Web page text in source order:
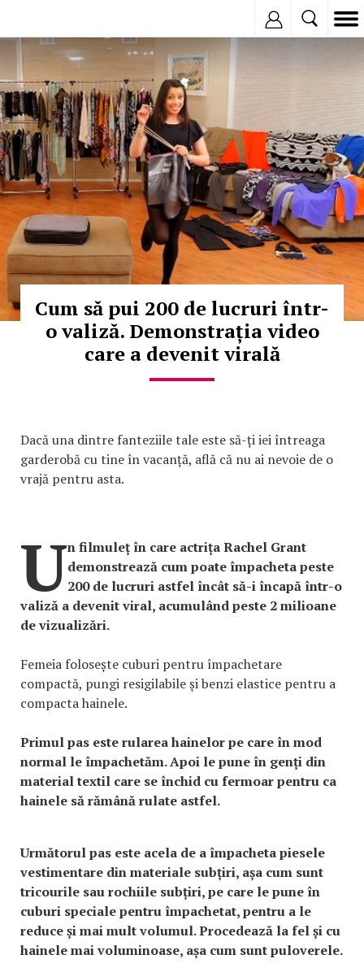
© Copyright: Facebook
Cum să pui 200 de lucruri într-
o valiză. Demonstrația video
care a devenit virală
Dacă una dintre fanteziile tale este să-ți iei întreaga
garderobă cu tine în vacanță, află că nu ai nevoie de o
vrajă pentru asta.
Un filmuleț în care actrița Rachel Grant
demonstrează cum poate împacheta peste
200 de lucruri astfel încât să-i încapă într-o
valiză a devenit viral, acumulând peste 2 milioane
de vizualizări.
Femeia folosește cuburi pentru împachetare
compactă, pungi resigilabile și benzi elastice pentru a
compacta hainele.
Primul pas este rularea hainelor pe care în mod
normal le împachetăm. Apoi le pune în genți din
material textil care se închid cu fermoar pentru ca
hainele să rămână rulate astfel.
Următorul pas este acela de a împacheta piesele
vestimentare din materiale subțiri, așa cum sunt
tricourile sau rochiile subțiri, pe care le pune în
cuburi speciale pentru împachetat, pentru a le
reduce și mai mult volumul. Procedează la fel și cu
hainele mai voluminoase, așa cum sunt puloverele.